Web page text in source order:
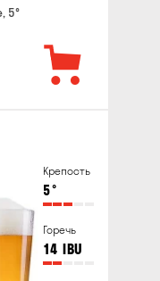
5°
Крепость
5°
Горечь
14 IBU